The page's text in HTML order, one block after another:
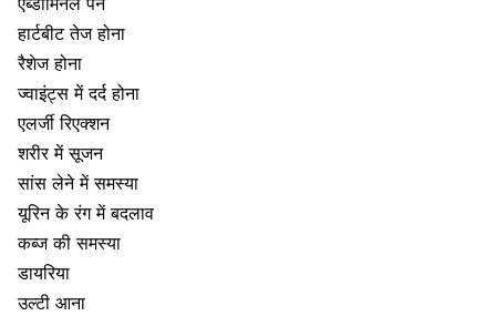
हार्टबीट तेज होना
रैशेज होना
ज्वाइंट्स में दर्द होना
एलर्जी रिएक्शन
शरीर में सूजन
सांस लेने में समस्या
यूरिन के रंग में बदलाव
कब्ज की समस्या
डायरिया
उल्टी आना